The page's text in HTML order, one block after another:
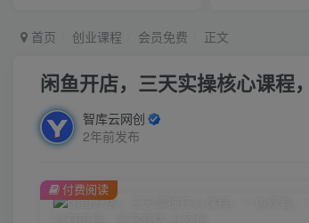
首页 创业课程 会员免费 正文
闲鱼开店，三天实操核心课程
智库云网创
2年前发布
付费阅读